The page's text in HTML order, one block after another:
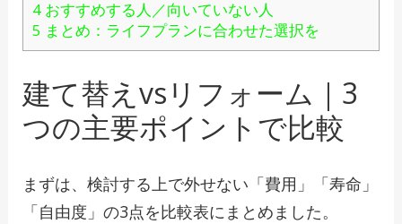
4 おすすめする人／向いていない人
5 まとめ：ライフプランに合わせた選択を
建て替えvsリフォーム｜3
つの主要ポイントで比較
まずは、検討する上で外せない「費用」「寿命」
「自由度」の3点を比較表にまとめました。